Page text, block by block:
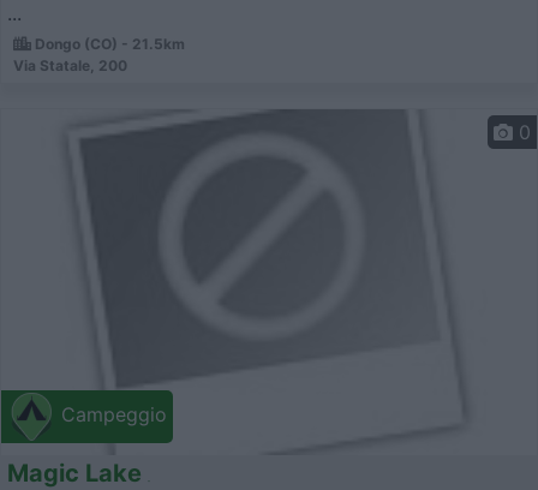
...
Dongo (CO) - 21.5km
Via Statale, 200
Campeggio
0
Magic Lake